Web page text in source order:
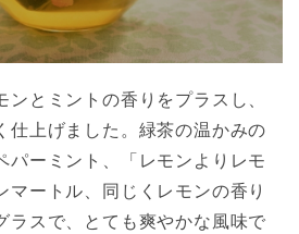
ンとミントの香りをプラスし、
仕上げました。緑茶の温かみの
パーミント、「レモンよりレモ
マートル、同じくレモンの香り
ラスで、とても爽やかな風味で